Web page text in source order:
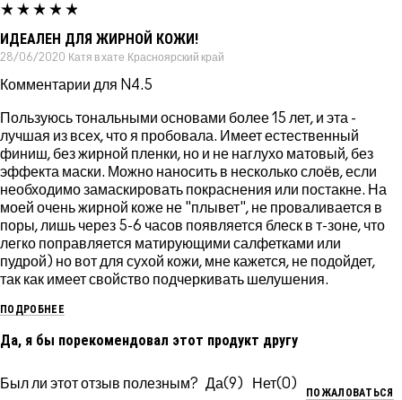
ИДЕАЛЕН ДЛЯ ЖИРНОЙ КОЖИ!
28/06/2020 Катя в хате Красноярский край
Комментарии для N4.5
Пользуюсь тональными основами более 15 лет, и эта -
лучшая из всех, что я пробовала. Имеет естественный
финиш, без жирной пленки, но и не наглухо матовый, без
эффекта маски. Можно наносить в несколько слоёв, если
необходимо замаскировать покраснения или постакне. На
моей очень жирной коже не "плывет", не проваливается в
поры, лишь через 5-6 часов появляется блеск в т-зоне, что
легко поправляется матирующими салфетками или
пудрой) но вот для сухой кожи, мне кажется, не подойдет,
так как имеет свойство подчеркивать шелушения.
ПОДРОБНЕЕ
Да, я бы порекомендовал этот продукт другу
Был ли этот отзыв полезным? 9 0
ПОЖАЛОВАТЬСЯ